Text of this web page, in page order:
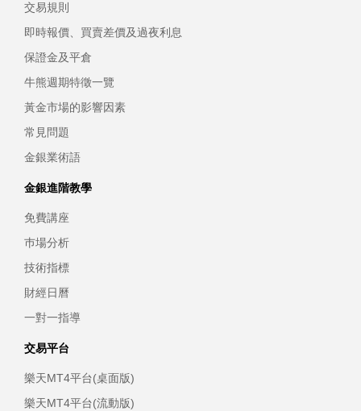
交易規則
即時報價、買賣差價及過夜利息
保證金及平倉
牛熊週期特徵一覽
黃金市場的影響因素
常見問題
金銀業術語
金銀進階教學
免費講座
巿場分析
技術指標
財經日曆
一對一指導
交易平台
樂天MT4平台(桌面版)
樂天MT4平台(流動版)